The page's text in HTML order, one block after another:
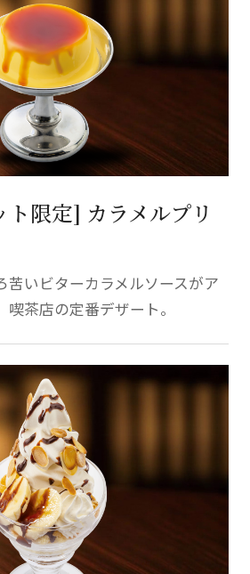
限定] カラメルプリ
苦いビターカラメルソースがア
茶店の定番デザート。